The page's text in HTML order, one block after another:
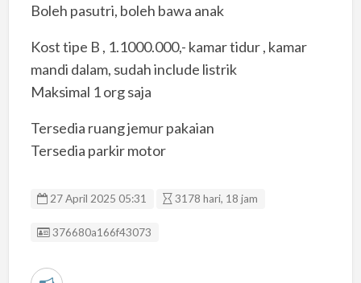
Boleh pasutri, boleh bawa anak
Kost tipe B , 1.1000.000,- kamar tidur , kamar
mandi dalam, sudah include listrik
Maksimal 1 org saja
Tersedia ruang jemur pakaian
Tersedia parkir motor
27 April 2025 05:31 3178 hari, 18 jam
Listing ID
376680a166f43073